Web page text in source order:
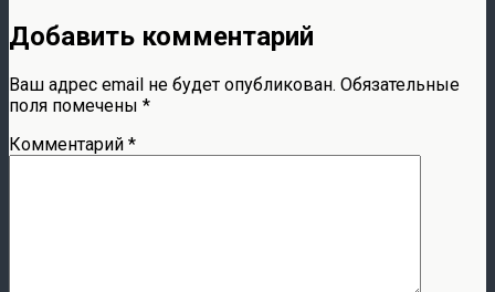
Добавить комментарий
Ваш адрес email не будет опубликован. Обязательные
поля помечены *
Комментарий *